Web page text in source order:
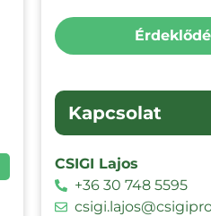
Kapcsolat
CSIGI Lajos
+36 30 748 5595